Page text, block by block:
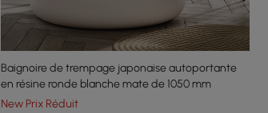
Baignoire de trempage japonaise autoportante
en résine ronde blanche mate de 1050 mm
New Prix Réduit